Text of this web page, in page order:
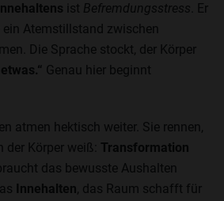
Innehaltens ist Befremdungsstress . Er
Atemstillstand zwischen
Die Sprache stockt, der Körper
Genau hier beginnt
atmen hektisch weiter. Sie rennen,
Körper weiß: Transformation
das bewusste Aushalten
Innehalten, das Raum schafft für